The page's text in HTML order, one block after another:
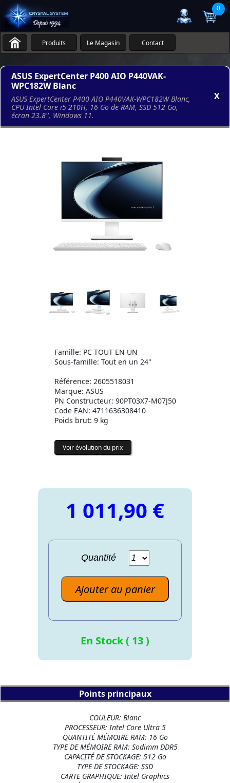
0
Produits Le Magasin Contact
ASUS ExpertCenter P400 AIO P440VAK-
WPC182W Blanc
ASUS ExpertCenter P400 AIO P440VAK-WPC182W Blanc,
CPU Intel Core i5 210H, 16 Go de RAM, SSD 512 Go,
écran 23.8'', Windows 11.
X
Famille: PC TOUT EN UN
Sous-famille: Tout en un 24''
Référence: 2605518031
Marque: ASUS
PN Constructeur: 90PT03X7-M07J50
Code EAN: 4711636308410
Poids brut: 9 kg
Voir évolution du prix
1 011,90 €
Quantité
Ajouter au panier
En Stock ( 13 )
Points principaux
COULEUR: Blanc
PROCESSEUR: Intel Core Ultra 5
QUANTITÉ MÉMOIRE RAM: 16 Go
TYPE DE MÉMOIRE RAM: Sodimm DDR5
CAPACITÉ DE STOCKAGE: 512 Go
TYPE DE STOCKAGE: SSD
CARTE GRAPHIQUE: Intel Graphics